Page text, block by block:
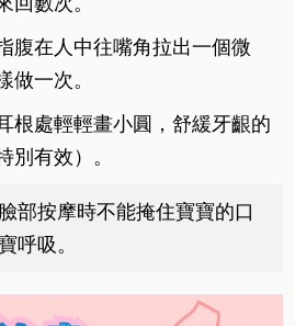
腹在人中往嘴角拉出一個微
做一次。
根處輕輕畫小圓，舒緩牙齦的
別有效）。
部按摩時不能掩住寶寶的口
呼吸。